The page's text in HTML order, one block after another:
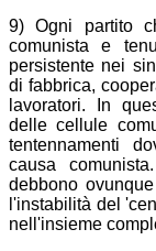
9) Ogni partito
comunista e
persistente nei
di fabbrica,
lavoratori. In
delle cellule
tentennamenti
causa
debbono
l'instabilità del
nell'insieme